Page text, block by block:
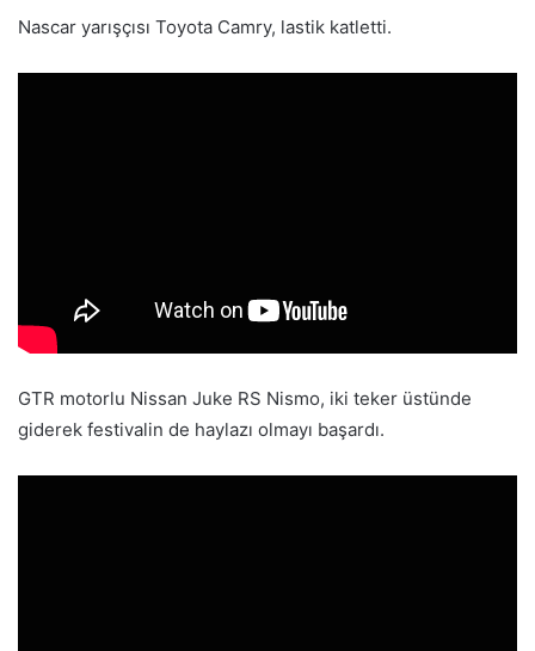
Nascar yarışçısı Toyota Camry, lastik katletti.
GTR motorlu Nissan Juke RS Nismo, iki teker üstünde
giderek festivalin de haylazı olmayı başardı.